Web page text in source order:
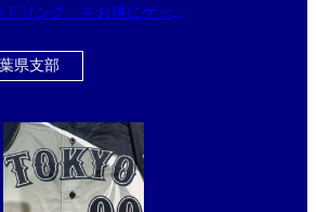
ドリンク」をお得にゲット
ドリンクのおまけ付
県支部